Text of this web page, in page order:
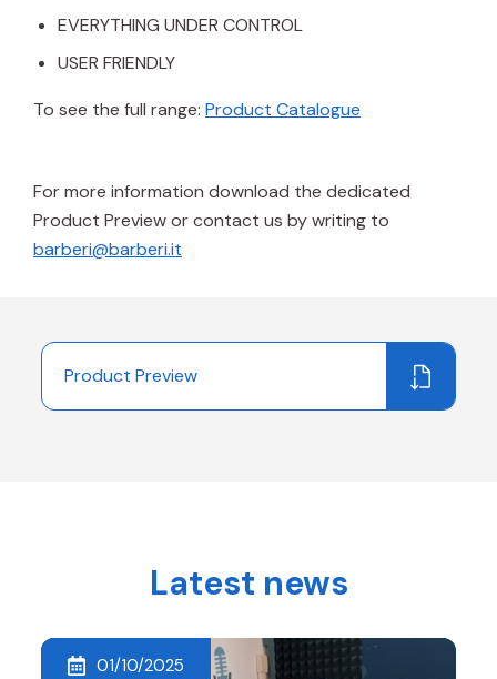
EVERYTHING UNDER CONTROL
USER FRIENDLY
To see the full range: Product Catalogue
For more information download the dedicated
Product Preview or contact us by writing to
barberi@barberi.it
Product Preview
Latest news
01/10/2025